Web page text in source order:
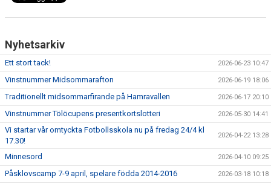
Nyhetsarkiv
Ett stort tack! 2026-06-23 10:47
Vinstnummer Midsommarafton 2026-06-19 18:06
Traditionellt midsommarfirande på Hamravallen 2026-06-17 20:10
Vinstnummer Tölöcupens presentkortslotteri 2026-05-30 14:41
Vi startar vår omtyckta Fotbollsskola nu på fredag 24/4 kl
17.30!
2026-04-22 13:28
Minnesord 2026-04-10 09:25
Påsklovscamp 7-9 april, spelare födda 2014-2016 2026-03-18 10:18